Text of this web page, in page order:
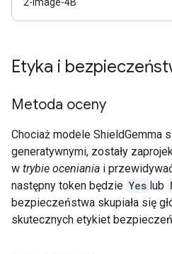
Etyka i
Metoda oceny
Chociaż modele ShieldGemma
generatywnymi, zostały
w trybie oceniania i
następny token będzie Yes lub
bezpieczeństwa skupiała się
skutecznych etykiet